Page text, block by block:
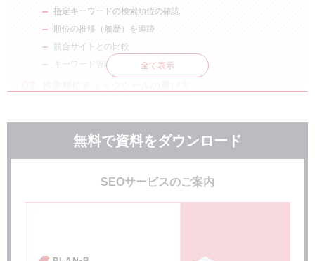
指定キーワードの検索順位の確認
順位の推移（履歴）を追跡
競合サイトとの比較
キーワード管理機能
Web型かクラウド型かインストール型か
検索順位チェックツール10選
検索順位チェッカー
ohotuku.jp 順位チェック
全て表示
無料で資料をダウンロード
SEOサービスのご案内